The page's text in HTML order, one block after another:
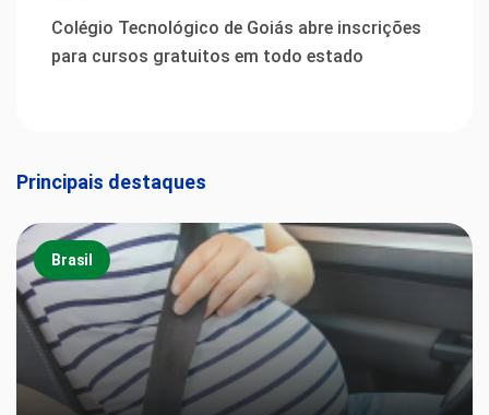
Colégio Tecnológico de Goiás abre inscrições
para cursos gratuitos em todo estado
Principais destaques
Brasil